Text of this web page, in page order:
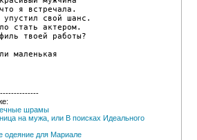
я встречала.
свой шанс.
стать актером.
твоей работы?
маленькая
шрамы
на мужа, или В поисках Идеального
одеяние для Мариале